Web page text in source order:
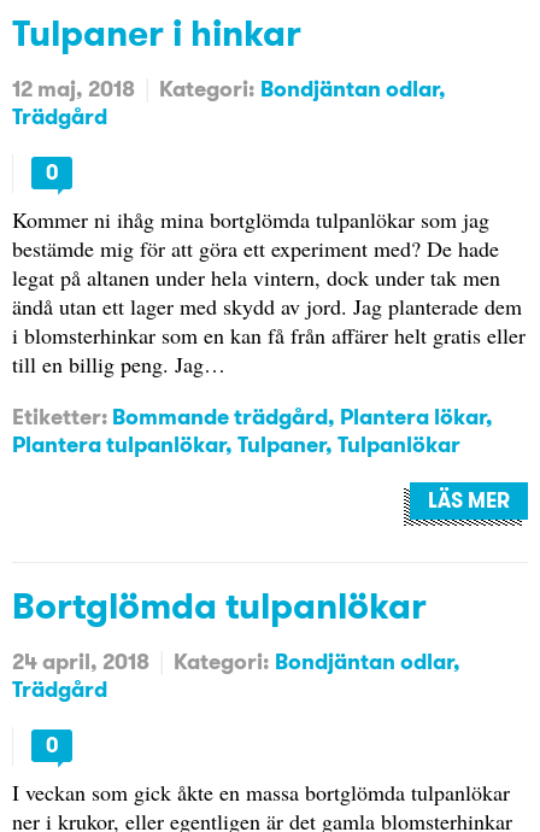
Tulpaner i hinkar
12 maj, 2018 Kategori: Bondjäntan odlar
Trädgård
0
Kommer ni ihåg mina bortglömda tulpanlökar som jag
bestämde mig för att göra ett experiment med? De hade
legat på altanen under hela vintern, dock under tak men
ändå utan ett lager med skydd av jord. Jag planterade dem
i blomsterhinkar som en kan få från affärer helt gratis eller
till en billig peng. Jag…
Etiketter: Bommande trädgård, Plantera lökar,
Plantera tulpanlökar, Tulpaner, Tulpanlökar
LÄS MER
Bortglömda tulpanlökar
24 april, 2018 Kategori: Bondjäntan odlar
Trädgård
0
I veckan som gick åkte en massa bortglömda tulpanlökar
ner i krukor, eller egentligen är det gamla blomsterhinkar